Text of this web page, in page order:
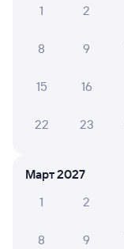
1
2
8 9
15 16
22 23
Март 2027
1
2
8 9